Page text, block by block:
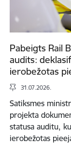
Pabeigts Rail
audits:
ierobežotas
31.07.2026.
Satiksmes
projekta
statusa auditu,
ierobežotas